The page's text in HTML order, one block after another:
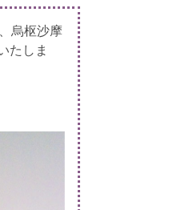
烏枢沙摩
たしま